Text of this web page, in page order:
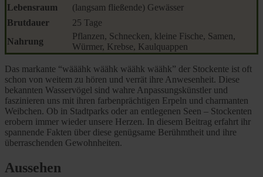
Lebensraum
(langsam fließende) Gewässer
Brutdauer
25 Tage
Nahrung
Pflanzen, Schnecken, kleine Fische, Samen,
Würmer, Krebse, Kaulquappen
Das markante “wääähk wäähk wäähk wäähk” der Stockente ist oft
schon von weitem zu hören und verrät ihre Anwesenheit. Diese
bekannten Wasservögel sind wahre Anpassungskünstler und
faszinieren uns mit ihren farbenprächtigen Erpeln und charmanten
Weibchen. Ob in Stadtparks oder an entlegenen Seen – Stockenten
erobern immer wieder unsere Herzen. In diesem Beitrag erfahrt ihr
spannende Fakten über diese genügsame Berühmtheit und ihre
überraschenden Gewohnheiten.
Aussehen